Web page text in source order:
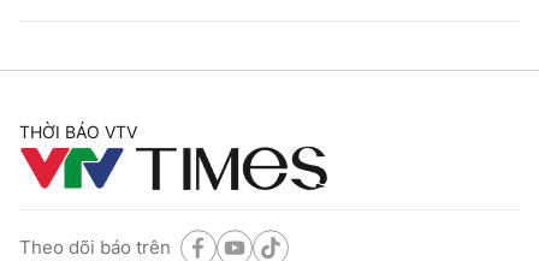
THỜI BÁO VTV
Theo dõi báo trên